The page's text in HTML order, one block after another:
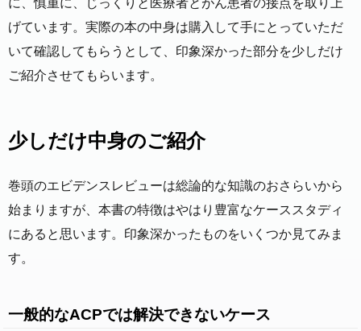
に、慎重に、じっくりと医療者とがん患者の接点を取り上
げています。実際の本の中身は購入して手にとっていただ
いて確認してもらうとして、印象深かった部分を少しだけ
ご紹介させてもらいます。
少しだけ中身のご紹介
巻頭のエビデンスレビューは総論的な知識のおさらいから
始まりますが、本書の特徴はやはり豊富なケーススタディ
にあると思います。印象深かったものをいくつか見てみま
す。
一般的なACPでは解決できないケース